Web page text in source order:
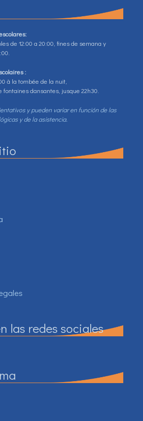
de 12:00 a 20:00, fines de semana y
:
à la tombée de la nuit,
fontaines dansantes, jusque 22h30.
y pueden variar en función de las
y de la asistencia.
las redes sociales